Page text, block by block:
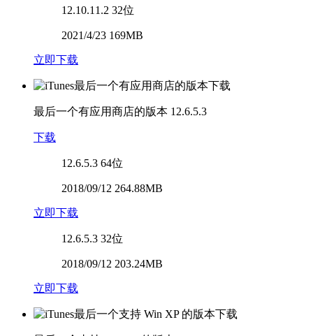
12.10.11.2 32位
2021/4/23 169MB
立即下载
最后一个有应用商店的版本 12.6.5.3
下载
12.6.5.3 64位
2018/09/12 264.88MB
立即下载
12.6.5.3 32位
2018/09/12 203.24MB
立即下载